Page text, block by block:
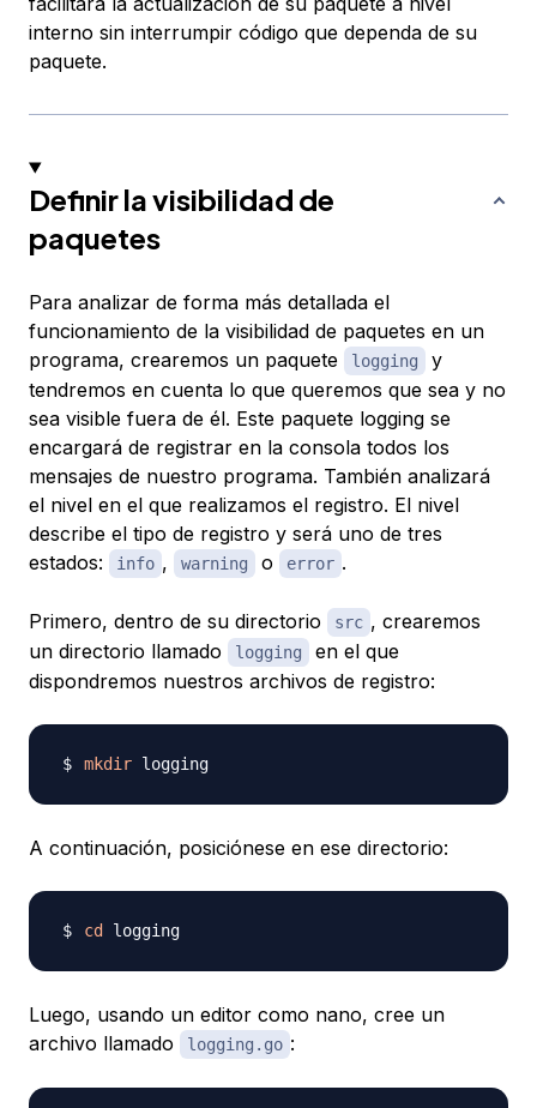
interno sin interrumpir código que dependa de su
paquete.
Definir la visibilidad de
paquetes
Para analizar de forma más detallada el
funcionamiento de la visibilidad de paquetes en un
programa, crearemos un paquete
logging
y
tendremos en cuenta lo que queremos que sea y no
sea visible fuera de él. Este paquete logging se
encargará de registrar en la consola todos los
mensajes de nuestro programa. También analizará
el nivel en el que realizamos el registro. El nivel
describe el tipo de registro y será uno de tres
estados:
info , warning o error .
Primero, dentro de su directorio src , crearemos
un directorio llamado
logging
en el que
dispondremos nuestros archivos de registro:
mkdir
A continuación, posiciónese en ese directorio:
cd
Luego, usando un editor como nano, cree un
archivo llamado
logging.go :